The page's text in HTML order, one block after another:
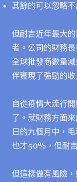
其餘的可以忽略
但耐吉近年最大
者。公司的財務
全球批發商數量
伴實現了強勁的
自從疫情大流行
了。就財務方面
日的九個月中，
也才50%，但耐
但這樣做有風險